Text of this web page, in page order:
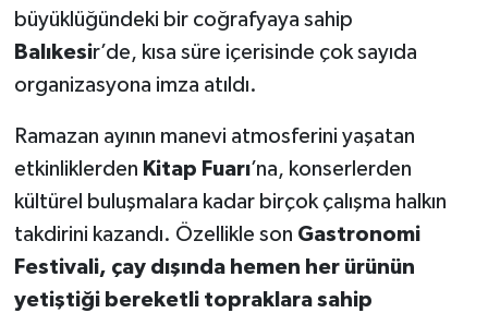
büyüklüğündeki bir coğrafyaya sahip
Balıkesir’de, kısa süre içerisinde çok sayıda
organizasyona imza atıldı.
Ramazan ayının manevi atmosferini yaşatan
etkinliklerden Kitap Fuarı’na, konserlerden
kültürel buluşmalara kadar birçok çalışma halkın
takdirini kazandı. Özellikle son Gastronomi
Festivali, çay dışında hemen her ürünün
yetiştiği bereketli topraklara sahip